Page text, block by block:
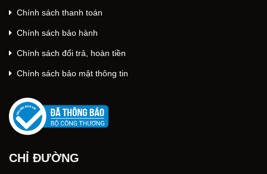
Chính sách thanh toán
Chính sách bảo hành
Chính sách đổi trả, hoàn tiền
Chính sách bảo mật thông tin
CHỈ ĐƯỜNG